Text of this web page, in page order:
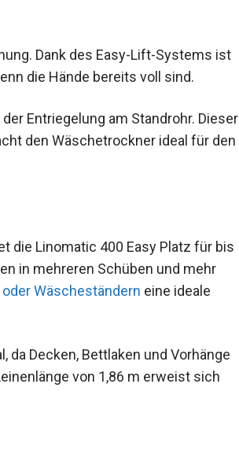
Dank des Easy-Lift-Systems ist
die Hände bereits voll sind.
Entriegelung am Standrohr. Dieser
den Wäschetrockner ideal für den
die Linomatic 400 Easy Platz für bis
in mehreren Schüben und mehr
Wäscheständern eine ideale
Decken, Bettlaken und Vorhänge
von 1,86 m erweist sich